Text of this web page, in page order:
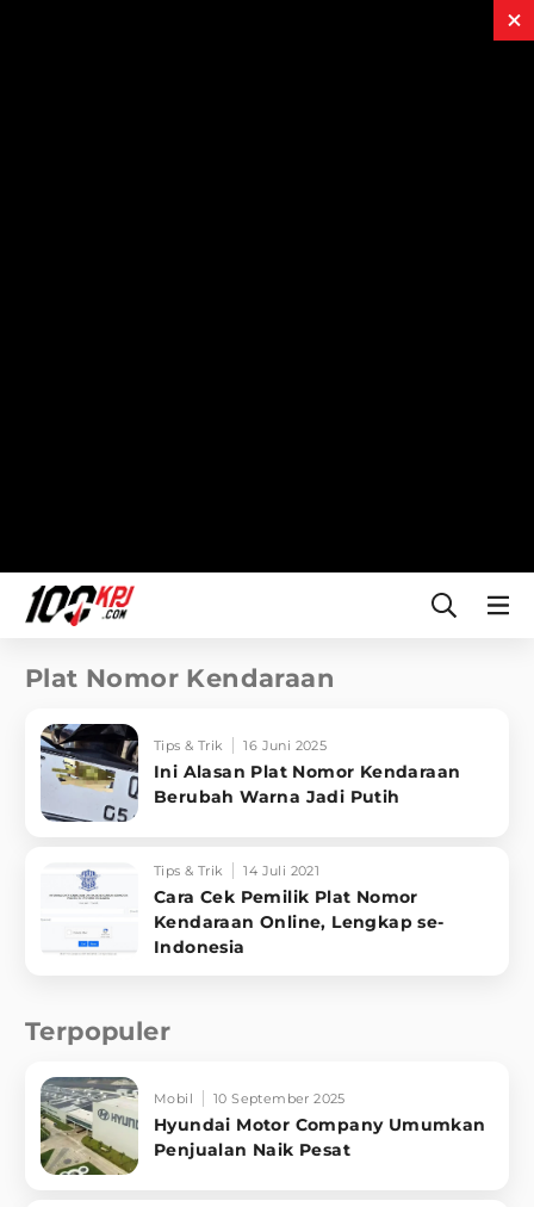
Plat Nomor Kendaraan
Tips & Trik 16 Juni 2025
Ini Alasan Plat Nomor Kendaraan
Berubah Warna Jadi Putih
Tips & Trik 14 Juli 2021
Cara Cek Pemilik Plat Nomor
Kendaraan Online, Lengkap se-
Indonesia
Terpopuler
Mobil 10 September 2025
Hyundai Motor Company Umumkan
Penjualan Naik Pesat